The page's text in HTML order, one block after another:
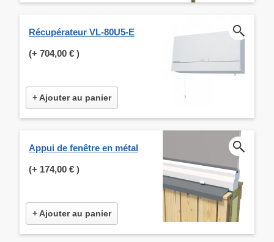
Récupérateur VL-80U5-E
(+ 704,00 € )
+ Ajouter au panier
Appui de fenêtre en métal
(+ 174,00 € )
+ Ajouter au panier